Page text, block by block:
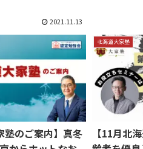
2021.11.13
塾のご案内】真冬
北海道大家塾
【11月北